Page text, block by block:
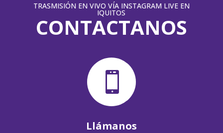
TRASMISIÓN EN VIVO VÍA INSTAGRAM LIVE EN
IQUITOS
CONTACTANOS

Llámanos